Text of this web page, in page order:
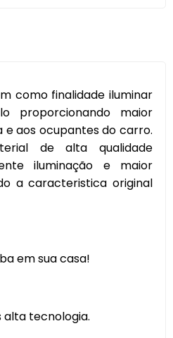
como finalidade iluminar
proporcionando maior
aos ocupantes do carro.
de alta qualidade
iluminação e maior
a caracteristica original
em sua casa!
alta tecnologia.